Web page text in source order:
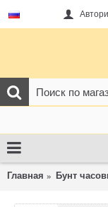
Главная Бунт